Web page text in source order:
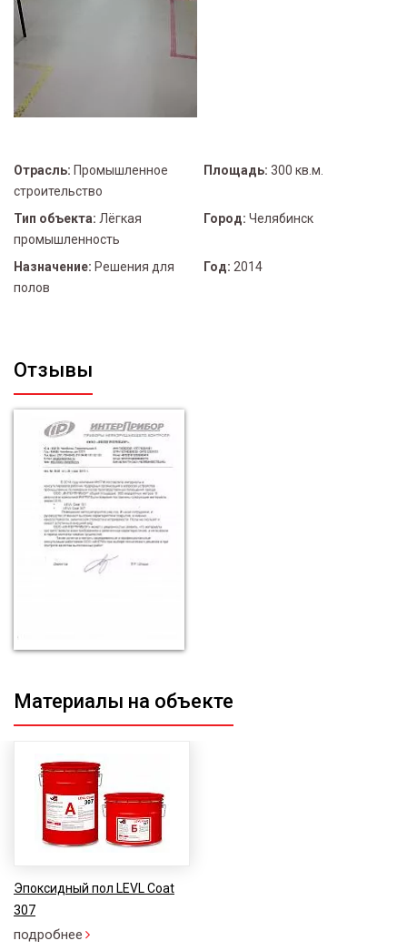
Отрасль: Промышленное
строительство
Площадь: 300 кв.м.
Тип объекта: Лёгкая
промышленность
Город: Челябинск
Назначение: Решения для
полов
Год: 2014
Отзывы
Материалы на объекте
Эпоксидный пол LEVL Coat
307
подробнее